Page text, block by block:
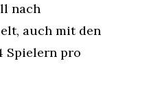
nach
auch mit den
Spielern pro